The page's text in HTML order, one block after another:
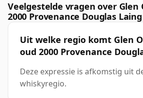
Veelgestelde vragen over Glen
2000 Provenance Douglas Laing
Uit welke regio komt Glen
oud 2000 Provenance
Deze expressie is afkomstig uit
whiskyregio.